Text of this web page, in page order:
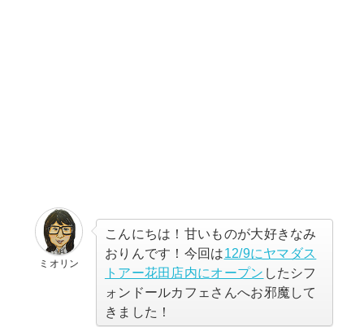
ミオリン
こんにちは！甘いものが大好きなみ
おりんです！今回は12/9にヤマダス
トアー花田店内にオープン したシフ
ォンドールカフェさんへお邪魔して
きました！